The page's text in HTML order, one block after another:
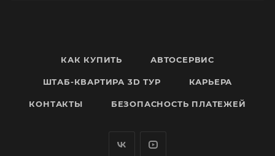
КАК КУПИТЬ АВТОСЕРВИС
ШТАБ-КВАРТИРА 3D ТУР КАРЬЕРА
КОНТАКТЫ БЕЗОПАСНОСТЬ ПЛАТЕЖЕЙ